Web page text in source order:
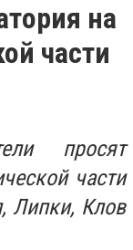
на
части
просят
части
Липки, Клов